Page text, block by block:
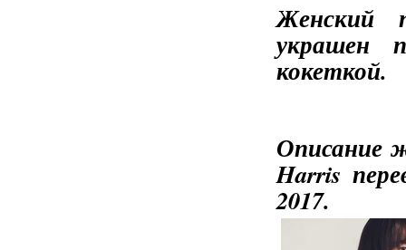
Женский
украшен
кокеткой.
Описание
Harris
2017.